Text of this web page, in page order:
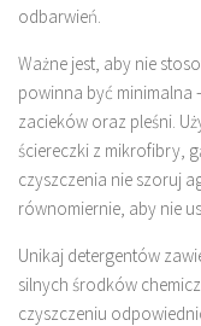
odbarwień.
Ważne jest, aby nie
powinna być minimalna
zacieków oraz pleśni.
ściereczki z mikrofibry,
czyszczenia nie szoruj
równomiernie, aby nie
Unikaj detergentów
silnych środków
czyszczeniu